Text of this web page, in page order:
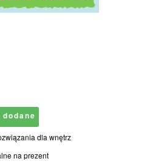
dla wnętrz
na prezent